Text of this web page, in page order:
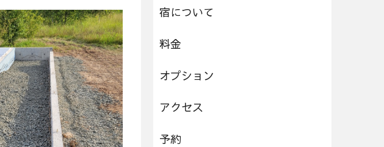
宿について
料金
オプション
アクセス
予約